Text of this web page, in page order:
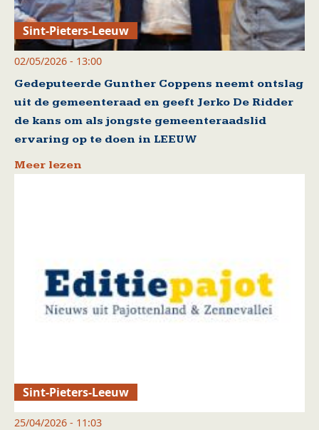
Sint-Pieters-Leeuw
02/05/2026 - 13:00
Gedeputeerde Gunther Coppens neemt ontslag
uit de gemeenteraad en geeft Jerko De Ridder
de kans om als jongste gemeenteraadslid
ervaring op te doen in LEEUW
Meer lezen
Sint-Pieters-Leeuw
25/04/2026 - 11:03